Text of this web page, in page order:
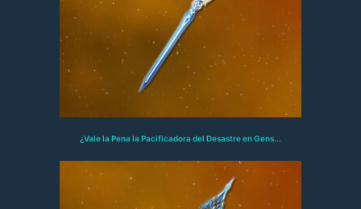
¿Vale la Pena la Pacificadora del Desastre en Gens...